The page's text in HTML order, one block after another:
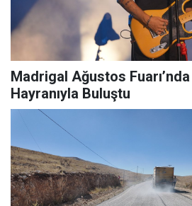
Madrigal Ağustos Fuarı’nda Binlerce
Hayranıyla Buluştu